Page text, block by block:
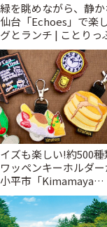
を眺めながら、静
台「Echoes」で楽
とランチ | ことりっ
ズも楽しい!約500種
ッペンキーホルダ
平市「Kimamaya
とりっぷ